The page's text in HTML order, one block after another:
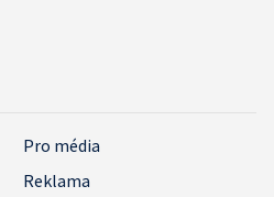
Pro média
Reklama